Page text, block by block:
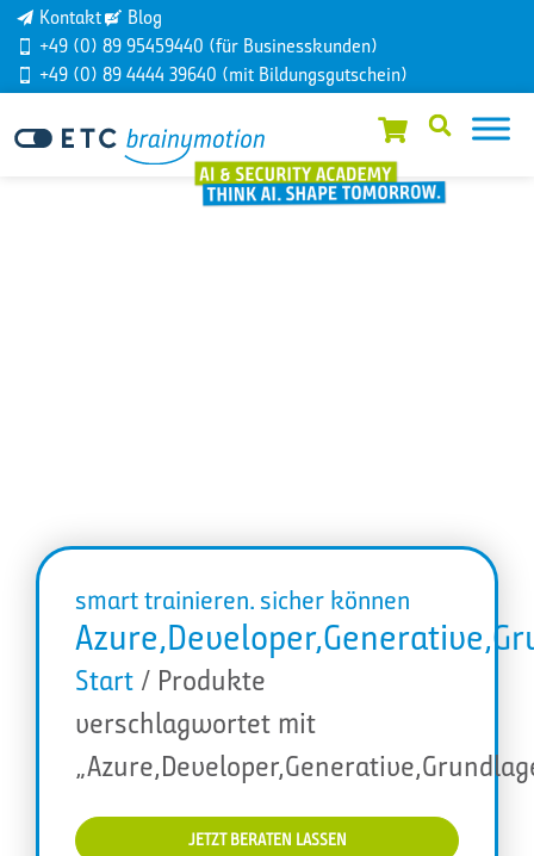
Kontakt
Blog
+49 (0) 89 95459440 (für Businesskunden)
+49 (0) 89 4444 39640 (mit Bildungsgutschein)
smart trainieren. sicher können
Start / Produkte
verschlagwortet mit
JETZT BERATEN LASSEN